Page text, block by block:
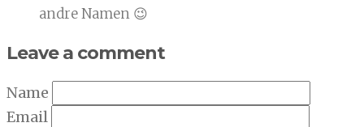
andre Namen 😉
Leave a comment
Name
Email